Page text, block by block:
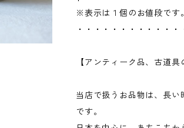
※表示は１個のお値段です
・・・・・・・・・・・
【アンティーク品、古道
当店で扱うお品物は、長
です。